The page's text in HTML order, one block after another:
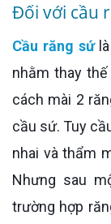
Đối với cầu
Cầu răng sứlà
nhằm thay
cách mài 2
cầu sứ. Tuy
nhai và thẩm
Nhưng sau
trường hợp